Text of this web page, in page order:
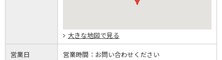
大きな地図で見る
営業日 営業時間： お問い合わせください